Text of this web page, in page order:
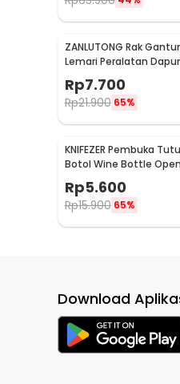
ZANLUTONG Rak
Lemari Peralatan
Rp7.700
Rp21.900 65%
KNIFEZER Pembuka
Botol Wine Bottle
Stainless Steel - WS01
Rp5.600
Rp15.900 65%
Download